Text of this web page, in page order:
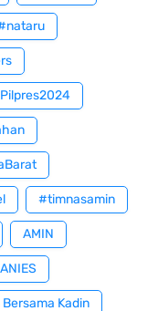
#timnasamin
AMIN
ANIES
Kadin